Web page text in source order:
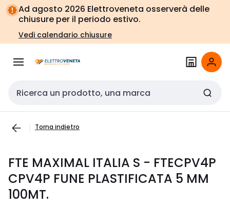
Vai alla
navigazione
Vai
alla
pagina
Ad agosto 2026 Elettroveneta osserverà delle
chiusure per il periodo estivo.
Vedi calendario chiusure
Cerca input
Torna indietro
FTE MAXIMAL ITALIA S - FTECPV4P
CPV4P FUNE PLASTIFICATA 5 MM
100MT.